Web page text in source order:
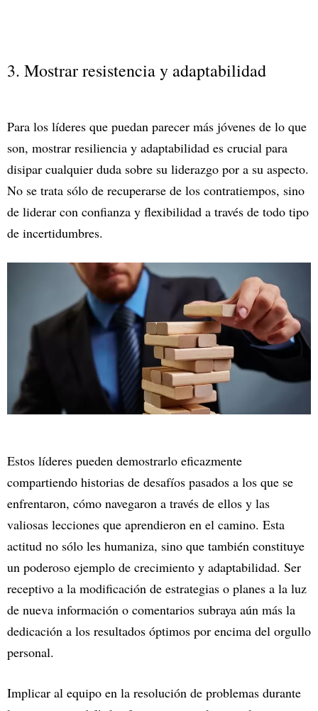
3. Mostrar resistencia y adaptabilidad
Para los líderes que puedan parecer más jóvenes de lo que
son, mostrar resiliencia y adaptabilidad es crucial para
disipar cualquier duda sobre su liderazgo por a su aspecto.
No se trata sólo de recuperarse de los contratiempos, sino
de liderar con confianza y flexibilidad a través de todo tipo
de incertidumbres.
Estos líderes pueden demostrarlo eficazmente
compartiendo historias de desafíos pasados a los que se
enfrentaron, cómo navegaron a través de ellos y las
valiosas lecciones que aprendieron en el camino. Esta
actitud no sólo les humaniza, sino que también constituye
un poderoso ejemplo de crecimiento y adaptabilidad. Ser
receptivo a la modificación de estrategias o planes a la luz
de nueva información o comentarios subraya aún más la
dedicación a los resultados óptimos por encima del orgullo
personal.
Implicar al equipo en la resolución de problemas durante